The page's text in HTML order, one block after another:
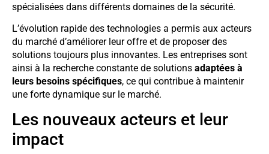
spécialisées dans différents domaines de la sécurité.
L’évolution rapide des technologies a permis aux acteurs
du marché d’améliorer leur offre et de proposer des
solutions toujours plus innovantes. Les entreprises sont
ainsi à la recherche constante de solutions adaptées à
leurs besoins spécifiques, ce qui contribue à maintenir
une forte dynamique sur le marché.
Les nouveaux acteurs et leur
impact